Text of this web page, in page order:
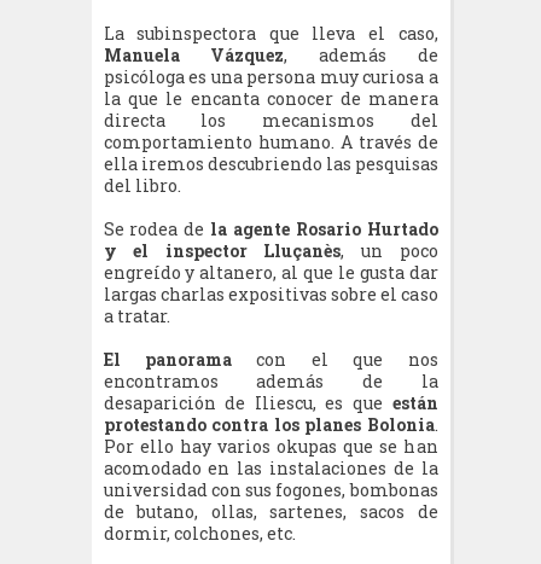
La subinspectora que lleva el caso,
Manuela Vázquez, además de
psicóloga es una persona muy curiosa a
la que le encanta conocer de manera
directa los mecanismos del
comportamiento humano. A través de
ella iremos descubriendo las pesquisas
del libro.
Se rodea de la agente Rosario Hurtado
y el inspector Lluçanès, un poco
engreído y altanero, al que le gusta dar
largas charlas expositivas sobre el caso
a tratar.
El panoramacon el que nos
encontramos además de la
desaparición de Iliescu, es que están
protestando contra los planes Bolonia.
Por ello hay varios okupas que se han
acomodado en las instalaciones de la
universidad con sus fogones, bombonas
de butano, ollas, sartenes, sacos de
dormir, colchones, etc.